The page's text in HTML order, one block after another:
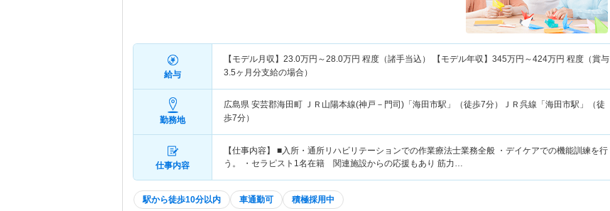
給与
【モデル月収】 23.0万円～28.0万円 程度（諸手当込） 【モデル年収】 345万円～424万円 程度（賞与
3.5ヶ月分支給の場合）
勤務地
広島県 安芸郡海田町 ＪＲ山陽本線(神戸－門司)「海田市駅」（徒歩7分）ＪＲ呉線「海田市駅」（徒
歩7分）
仕事内容
【仕事内容】 ■入所・通所リハビリテーションでの作業療法士業務全般 ・デイケアでの機能訓練を行
う。 ・セラピスト1名在籍 関連施設からの応援もあり 筋力…
駅から徒歩10分以内 車通勤可 積極採用中